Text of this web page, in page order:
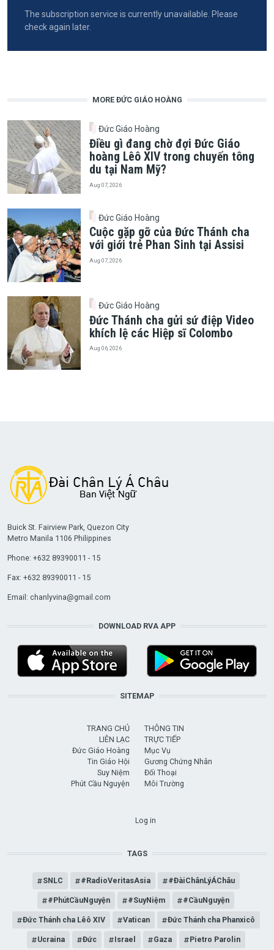
The subscription service is currently unavailable. Please
check again later.
MORE ĐỨC GIÁO HOÀNG
Đức Giáo Hoàng
Điều gì đang chờ đợi Đức Giáo
hoàng Lêô XIV trong chuyến tông
du tại Nam Mỹ?
Aug 07, 2026
Đức Giáo Hoàng
Cuộc gặp gỡ của Đức Thánh cha
với giới trẻ Phan Sinh tại Assisi
Aug 07, 2026
Đức Giáo Hoàng
Đức Thánh cha gửi sứ điệp Video
khích lệ các Hiệp sĩ Colombo
Aug 06, 2026
Buick St. Fairview Park, Quezon City
Metro Manila 1106 Philippines
Phone: +632 89390011 - 15
Fax: +632 89390011 - 15
Email: chanlyvina@gmail.com
DOWNLOAD RVA APP
SITEMAP
TRANG CHỦ
LIÊN LẠC
Đức Giáo Hoàng
Tin Giáo Hội
Suy Niệm
Phút Cầu Nguyện
THÔNG TIN
TRỰC TIẾP
Mục Vụ
Gương Chứng Nhân
Đối Thoại
Môi Trường
Log in
TAGS
SNLC #RadioVeritasAsia #ĐàiChânLýÁChâu
#PhútCầuNguyện #SuyNiệm #CầuNguyện
Đức Thánh cha Lêô XIV Vatican Đức Thánh cha Phanxicô
Ucraina Đức Israel Gaza Pietro Parolin